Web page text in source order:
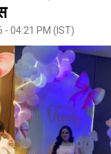
- 04:21 PM (IST)